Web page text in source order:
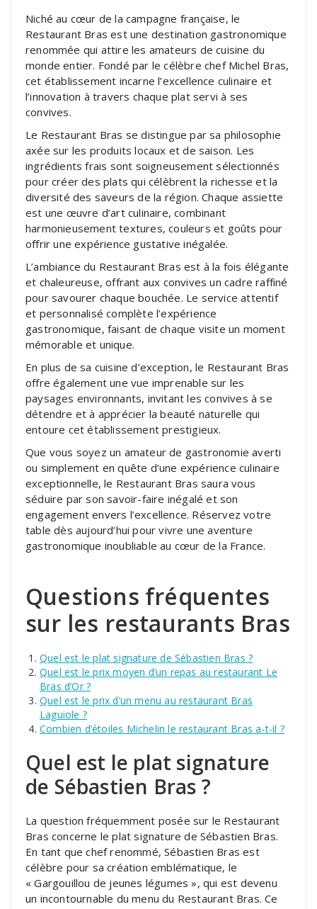
Niché au cœur de la campagne française, le
Restaurant Bras est une destination gastronomique
renommée qui attire les amateurs de cuisine du
monde entier. Fondé par le célèbre chef Michel Bras,
cet établissement incarne l’excellence culinaire et
l’innovation à travers chaque plat servi à ses
convives.
Le Restaurant Bras se distingue par sa philosophie
axée sur les produits locaux et de saison. Les
ingrédients frais sont soigneusement sélectionnés
pour créer des plats qui célèbrent la richesse et la
diversité des saveurs de la région. Chaque assiette
est une œuvre d’art culinaire, combinant
harmonieusement textures, couleurs et goûts pour
offrir une expérience gustative inégalée.
L’ambiance du Restaurant Bras est à la fois élégante
et chaleureuse, offrant aux convives un cadre raffiné
pour savourer chaque bouchée. Le service attentif
et personnalisé complète l’expérience
gastronomique, faisant de chaque visite un moment
mémorable et unique.
En plus de sa cuisine d’exception, le Restaurant Bras
offre également une vue imprenable sur les
paysages environnants, invitant les convives à se
détendre et à apprécier la beauté naturelle qui
entoure cet établissement prestigieux.
Que vous soyez un amateur de gastronomie averti
ou simplement en quête d’une expérience culinaire
exceptionnelle, le Restaurant Bras saura vous
séduire par son savoir-faire inégalé et son
engagement envers l’excellence. Réservez votre
table dès aujourd’hui pour vivre une aventure
gastronomique inoubliable au cœur de la France.
Questions fréquentes
sur les restaurants Bras
Quel est le plat signature de Sébastien Bras ?
Quel est le prix moyen d’un repas au restaurant Le
Bras d’Or ?
Quel est le prix d’un menu au restaurant Bras
Laguiole ?
Combien d’étoiles Michelin le restaurant Bras a-t-il ?
Quel est le plat signature
de Sébastien Bras ?
La question fréquemment posée sur le Restaurant
Bras concerne le plat signature de Sébastien Bras.
En tant que chef renommé, Sébastien Bras est
célèbre pour sa création emblématique, le
« Gargouillou de jeunes légumes », qui est devenu
un incontournable du menu du Restaurant Bras. Ce